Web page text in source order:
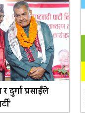
दुर्गा प्रसाईंले